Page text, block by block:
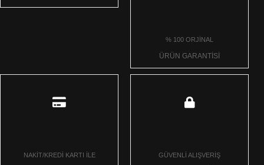
% 100 ORJİNAL
ÜRÜN GARANTİSİ
NAKİT/KREDİ KARTI İLE GÜVENLİ ALIŞVERİŞ